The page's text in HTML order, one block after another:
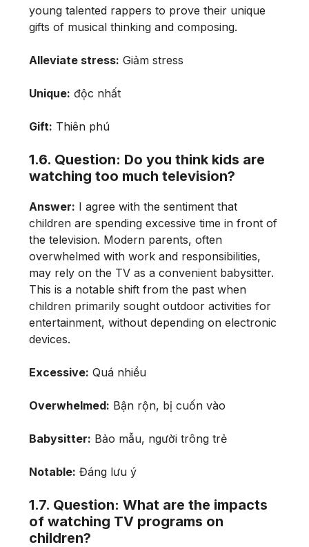
young talented rappers to prove their unique
gifts of musical thinking and composing.
Alleviate stress: Giảm stress
Unique: độc nhất
Gift: Thiên phú
1.6. Question: Do you think kids are
watching too much television?
Answer: I agree with the sentiment that
children are spending excessive time in front of
the television. Modern parents, often
overwhelmed with work and responsibilities,
may rely on the TV as a convenient babysitter.
This is a notable shift from the past when
children primarily sought outdoor activities for
entertainment, without depending on electronic
devices.
Excessive: Quá nhiều
Overwhelmed: Bận rộn, bị cuốn vào
Babysitter: Bảo mẫu, người trông trẻ
Notable: Đáng lưu ý
1.7. Question: What are the impacts
of watching TV programs on
children?